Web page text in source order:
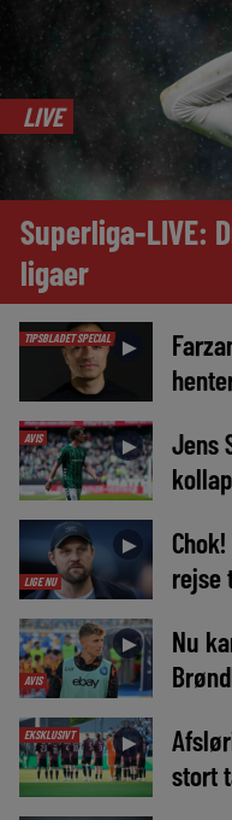
LIVE
Superliga-LIVE:
ligaer
TIPSBLADET SPECIAL ►
AVIS ►
Jens
LIGE NU
►
rejse
AVIS
►
Nu
EKSKLUSIVT ►
stort